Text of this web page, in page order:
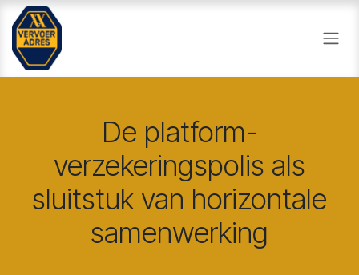
Overslaan naar inhoud
De platform-
verzekeringspolis als
sluitstuk van horizontale
samenwerking